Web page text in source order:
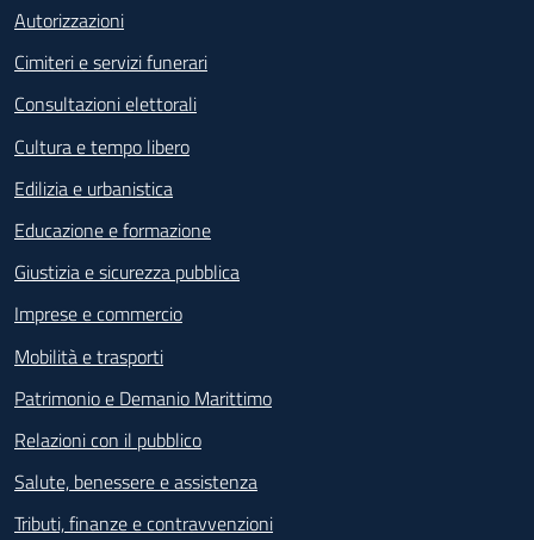
Autorizzazioni
Cimiteri e servizi funerari
Consultazioni elettorali
Cultura e tempo libero
Edilizia e urbanistica
Educazione e formazione
Giustizia e sicurezza pubblica
Imprese e commercio
Mobilità e trasporti
Patrimonio e Demanio Marittimo
Relazioni con il pubblico
Salute, benessere e assistenza
Tributi, finanze e contravvenzioni